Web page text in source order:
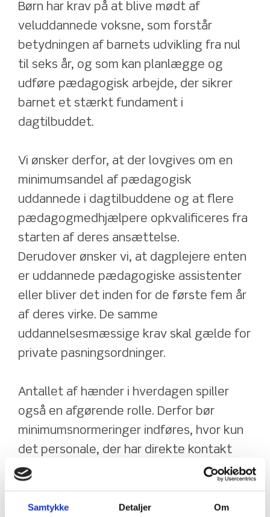
Samtykke Detaljer Om
Børn har krav på at blive mødt af
veluddannede voksne, som forstår
betydningen af barnets udvikling fra nul
til seks år, og som kan planlægge og
udføre pædagogisk arbejde, der sikrer
barnet et stærkt fundament i
dagtilbuddet.
Vi ønsker derfor, at der lovgives om en
minimumsandel af pædagogisk
uddannede i dagtilbuddene og at flere
pædagogmedhjælpere opkvalificeres fra
starten af deres ansættelse.
Derudover ønsker vi, at dagplejere enten
er uddannede pædagogiske assistenter
eller bliver det inden for de første fem år
af deres virke. De samme
uddannelsesmæssige krav skal gælde for
private pasningsordninger.
Antallet af hænder i hverdagen spiller
også en afgørende rolle. Derfor bør
minimumsnormeringer indføres, hvor kun
det personale, der har direkte kontakt
med og betydning for børnene, indgår i
opgørelsen.